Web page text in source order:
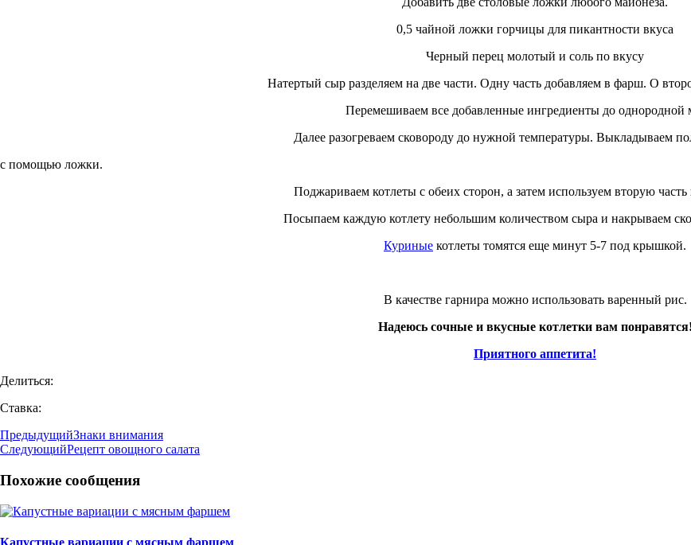
0,5 чайной ложки горчицы для пикантности вкуса
Черный перец молотый и соль по вкусу
Натертый сыр разделяем на две части. Одну часть добавляем в фарш. О
Перемешиваем все добавленные ингредиенты до однородной
Далее разогреваем сковороду до нужной температуры. Выкладываем
с помощью ложки.
Поджариваем котлеты с обеих сторон, а затем используем вторую часть
Посыпаем каждую котлету небольшим количеством сыра и накрываем
Куриные котлеты томятся еще минут 5-7 под крышкой.
В качестве гарнира можно использовать варенный рис.
Надеюсь сочные и вкусные котлетки вам понравятся!
Приятного аппетита!
Делиться:
Ставка:
ПредыдущийЗнаки внимания
СледующийРецепт овощного салата
Похожие сообщения
Капустные вариации с мясным фаршем